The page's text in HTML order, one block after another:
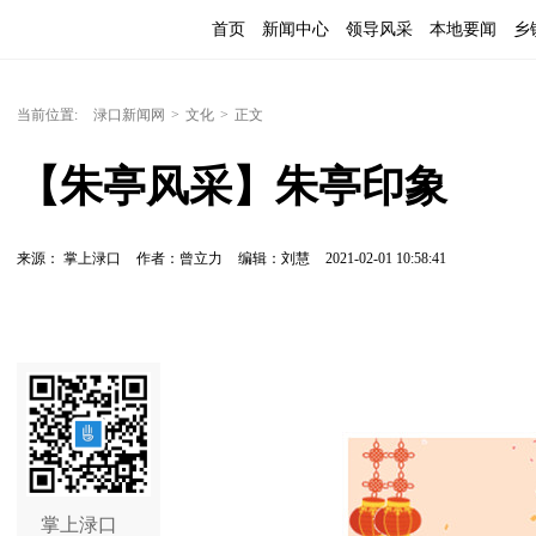
首页 新闻中心 领导风采 本地要闻 乡
当前位置: 渌口新闻网 > 文化 > 正文
【朱亭风采】朱亭印象
来源： 掌上渌口 作者：曾立力 编辑：刘慧 2021-02-01 10:58:41
掌上渌口